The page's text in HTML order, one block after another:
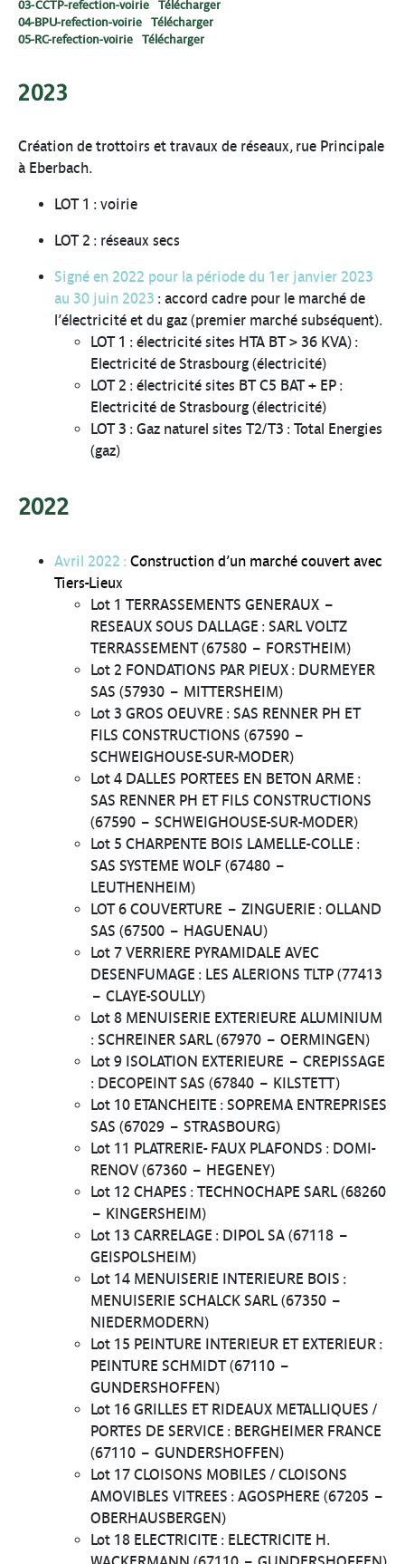
03-CCTP-refection-voirie
Télécharger
04-BPU-refection-voirie
Télécharger
05-RC-refection-voirie
Télécharger
2023
Création de trottoirs et travaux de réseaux, rue Principale
à Eberbach.
LOT 1 : voirie
LOT 2 : réseaux secs
Signé en 2022 pour la période du 1er janvier 2023
au 30 juin 2023 : accord cadre pour le marché de
l’électricité et du gaz (premier marché subséquent).
LOT 1 : électricité sites HTA BT > 36 KVA) :
Electricité de Strasbourg (électricité)
LOT 2 : électricité sites BT C5 BAT + EP :
Electricité de Strasbourg (électricité)
LOT 3 : Gaz naturel sites T2/T3 : Total Energies
(gaz)
2022
Avril 2022 : Construction d’un marché couvert avec
Tiers-Lieux
Lot 1 TERRASSEMENTS GENERAUX –
RESEAUX SOUS DALLAGE : SARL VOLTZ
TERRASSEMENT (67580 – FORSTHEIM)
Lot 2 FONDATIONS PAR PIEUX : DURMEYER
SAS (57930 – MITTERSHEIM)
Lot 3 GROS OEUVRE : SAS RENNER PH ET
FILS CONSTRUCTIONS (67590 –
SCHWEIGHOUSE-SUR-MODER)
Lot 4 DALLES PORTEES EN BETON ARME :
SAS RENNER PH ET FILS CONSTRUCTIONS
(67590 – SCHWEIGHOUSE-SUR-MODER)
Lot 5 CHARPENTE BOIS LAMELLE-COLLE :
SAS SYSTEME WOLF (67480 –
LEUTHENHEIM)
LOT 6 COUVERTURE – ZINGUERIE : OLLAND
SAS (67500 – HAGUENAU)
Lot 7 VERRIERE PYRAMIDALE AVEC
DESENFUMAGE : LES ALERIONS TLTP (77413
– CLAYE-SOULLY)
Lot 8 MENUISERIE EXTERIEURE ALUMINIUM
: SCHREINER SARL (67970 – OERMINGEN)
Lot 9 ISOLATION EXTERIEURE – CREPISSAGE
: DECOPEINT SAS (67840 – KILSTETT)
Lot 10 ETANCHEITE : SOPREMA ENTREPRISES
SAS (67029 – STRASBOURG)
Lot 11 PLATRERIE- FAUX PLAFONDS : DOMI-
RENOV (67360 – HEGENEY)
Lot 12 CHAPES : TECHNOCHAPE SARL (68260
– KINGERSHEIM)
Lot 13 CARRELAGE : DIPOL SA (67118 –
GEISPOLSHEIM)
Lot 14 MENUISERIE INTERIEURE BOIS :
MENUISERIE SCHALCK SARL (67350 –
NIEDERMODERN)
Lot 15 PEINTURE INTERIEUR ET EXTERIEUR :
PEINTURE SCHMIDT (67110 –
GUNDERSHOFFEN)
Lot 16 GRILLES ET RIDEAUX METALLIQUES /
PORTES DE SERVICE : BERGHEIMER FRANCE
(67110 – GUNDERSHOFFEN)
Lot 17 CLOISONS MOBILES / CLOISONS
AMOVIBLES VITREES : AGOSPHERE (67205 –
OBERHAUSBERGEN)
Lot 18 ELECTRICITE : ELECTRICITE H.